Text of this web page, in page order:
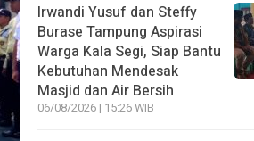
Irwandi Yusuf dan Steffy
Burase Tampung Aspirasi
Warga Kala Segi, Siap Bantu
Kebutuhan Mendesak
Masjid dan Air Bersih
06/08/2026 | 15:26 WIB